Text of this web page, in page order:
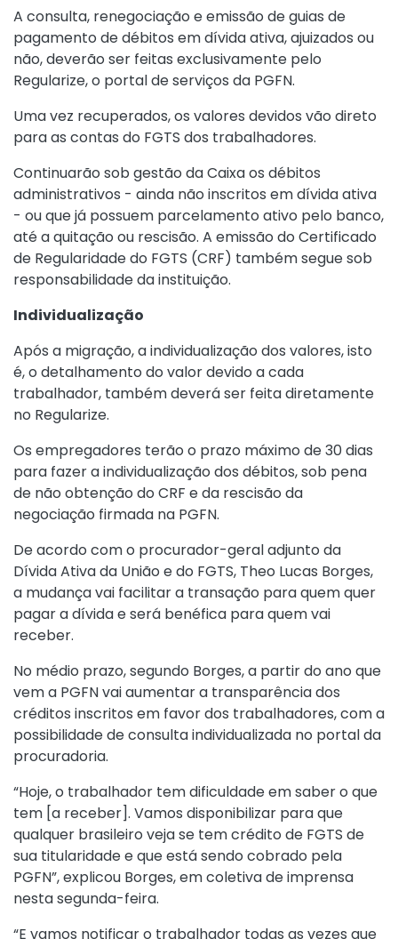
A consulta, renegociação e emissão de guias de
pagamento de débitos em dívida ativa, ajuizados ou
não, deverão ser feitas exclusivamente pelo
Regularize, o portal de serviços da PGFN.
Uma vez recuperados, os valores devidos vão direto
para as contas do FGTS dos trabalhadores.
Continuarão sob gestão da Caixa os débitos
administrativos - ainda não inscritos em dívida ativa
- ou que já possuem parcelamento ativo pelo banco,
até a quitação ou rescisão. A emissão do Certificado
de Regularidade do FGTS (CRF) também segue sob
responsabilidade da instituição.
Individualização
Após a migração, a individualização dos valores, isto
é, o detalhamento do valor devido a cada
trabalhador, também deverá ser feita diretamente
no Regularize.
Os empregadores terão o prazo máximo de 30 dias
para fazer a individualização dos débitos, sob pena
de não obtenção do CRF e da rescisão da
negociação firmada na PGFN.
De acordo com o procurador-geral adjunto da
Dívida Ativa da União e do FGTS, Theo Lucas Borges,
a mudança vai facilitar a transação para quem quer
pagar a dívida e será benéfica para quem vai
receber.
No médio prazo, segundo Borges, a partir do ano que
vem a PGFN vai aumentar a transparência dos
créditos inscritos em favor dos trabalhadores, com a
possibilidade de consulta individualizada no portal da
procuradoria.
“Hoje, o trabalhador tem dificuldade em saber o que
tem [a receber]. Vamos disponibilizar para que
qualquer brasileiro veja se tem crédito de FGTS de
sua titularidade e que está sendo cobrado pela
PGFN”, explicou Borges, em coletiva de imprensa
nesta segunda-feira.
“E vamos notificar o trabalhador todas as vezes que